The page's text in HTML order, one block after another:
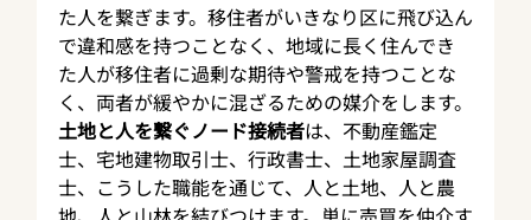
た人を繋ぎます。移住者がいきなり区に飛び込ん
で違和感を持つことなく、地域に長く住んでき
た人が移住者に過剰な期待や警戒を持つことな
く、両者が緩やかに混ざるための媒介をします。
土地と人を繋ぐノード接続者は、不動産鑑定
士、宅地建物取引士、行政書士、土地家屋調査
士、こうした職能を通じて、人と土地、人と農